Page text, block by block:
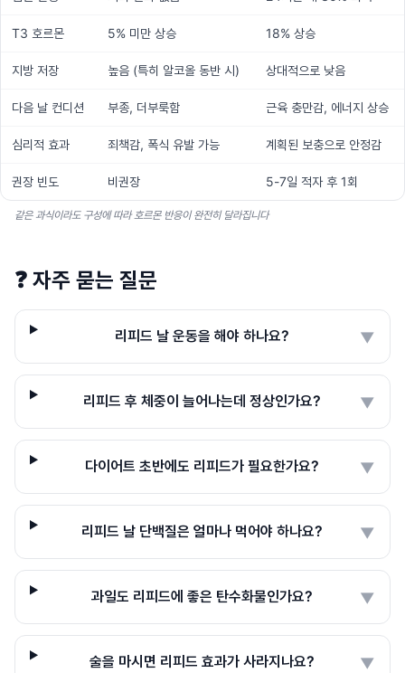
T3 호르몬 5% 미만 상승 18% 상승
지방 저장 높음 (특히 알코올 동반 시) 상대적으로 낮음
다음 날 컨디션 부종, 더부룩함 근육 충만감, 에너지 상승
심리적 효과 죄책감, 폭식 유발 가능 계획된 보충으로 안정감
권장 빈도 비권장 5-7일 적자 후 1회
같은 과식이라도 구성에 따라 호르몬 반응이 완전히 달라집니다
❓ 자주 묻는 질문
리피드 날 운동을 해야 하나요? ▼
리피드 후 체중이 늘어나는데 정상인가요? ▼
다이어트 초반에도 리피드가 필요한가요? ▼
리피드 날 단백질은 얼마나 먹어야 하나요? ▼
과일도 리피드에 좋은 탄수화물인가요? ▼
술을 마시면 리피드 효과가 사라지나요? ▼